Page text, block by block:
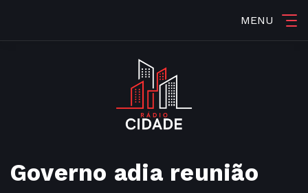
MENU
Governo adia reunião